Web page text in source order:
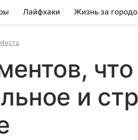
Лайфхаки Жизнь за
и